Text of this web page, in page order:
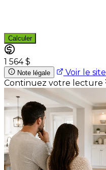
Calculer
1 564 $
Note légale Voir le site
Continuez votre lecture